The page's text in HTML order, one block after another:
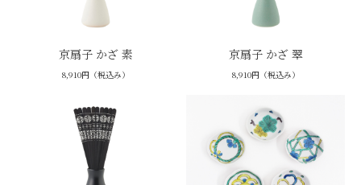
京扇子 かざ 素
8,910円（税込み）
京扇子 かざ 翠
8,910円（税込み）